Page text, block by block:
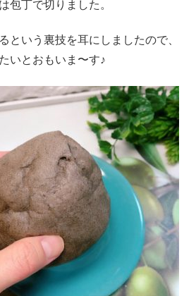
包丁で切りました。
という裏技を耳にしましたので、
いとおもいま〜す♪